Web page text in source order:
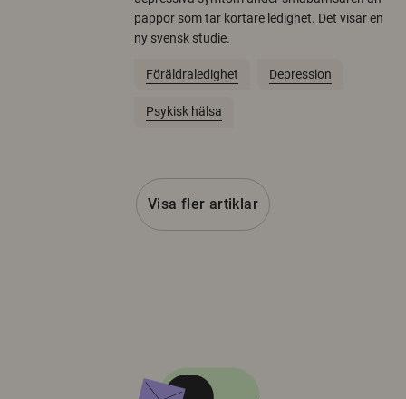
pappor som tar kortare ledighet. Det visar en
ny svensk studie.
Föräldraledighet Depression
Psykisk hälsa
Visa fler artiklar